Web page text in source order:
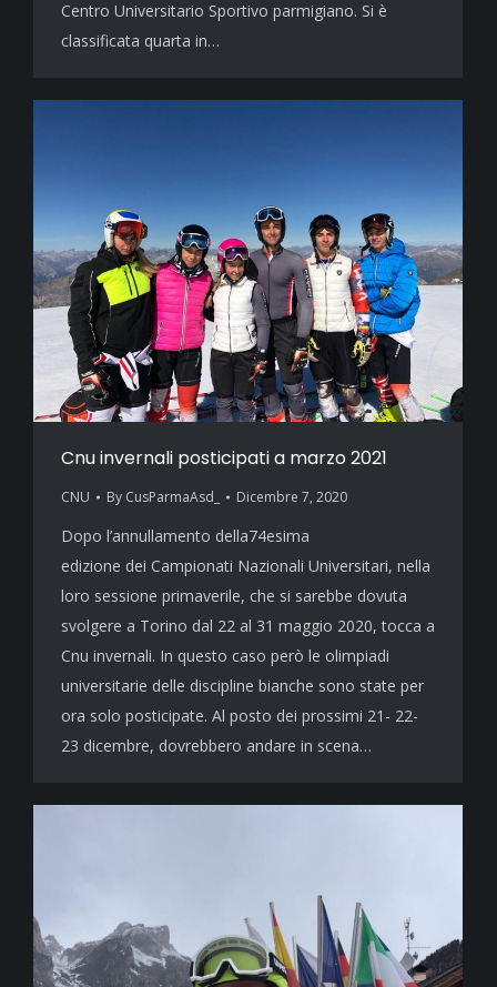
Centro Universitario Sportivo parmigiano. Si è
classificata quarta in…
Cnu invernali posticipati a marzo 2021
CNU By CusParmaAsd_ Dicembre 7, 2020
Dopo l’annullamento della74esima
edizione dei Campionati Nazionali Universitari, nella
loro sessione primaverile, che si sarebbe dovuta
svolgere a Torino dal 22 al 31 maggio 2020, tocca a
Cnu invernali. In questo caso però le olimpiadi
universitarie delle discipline bianche sono state per
ora solo posticipate. Al posto dei prossimi 21- 22-
23 dicembre, dovrebbero andare in scena…